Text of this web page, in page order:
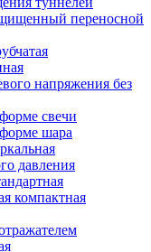
переносной
напряжения без
свечи
шара
давления
компактная